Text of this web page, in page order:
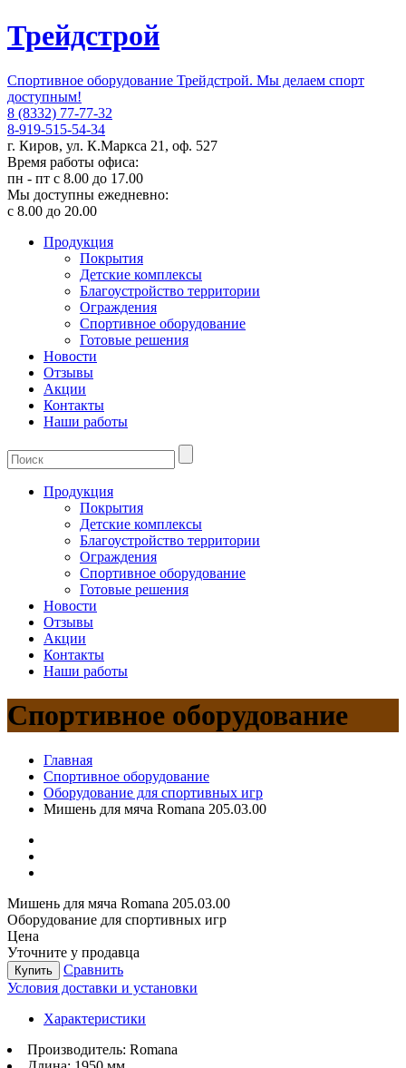
Трейдстрой
Спортивное оборудование Трейдстрой. Мы делаем спорт
доступным!
8 (8332) 77-77-32
8-919-515-54-34
г. Киров, ул. К.Маркса 21, оф. 527
Время работы офиса:
пн - пт с 8.00 до 17.00
Мы доступны ежедневно:
с 8.00 до 20.00
Продукция
Покрытия
Детские комплексы
Благоустройство территории
Ограждения
Спортивное оборудование
Готовые решения
Новости
Отзывы
Акции
Контакты
Наши работы
Продукция
Покрытия
Детские комплексы
Благоустройство территории
Ограждения
Спортивное оборудование
Готовые решения
Новости
Отзывы
Акции
Контакты
Наши работы
Спортивное оборудование
Главная
Спортивное оборудование
Оборудование для спортивных игр
Мишень для мяча Romana 205.03.00
Мишень для мяча Romana 205.03.00
Оборудование для спортивных игр
Цена
Уточните у продавца
Купить
Сравнить
Условия доставки и установки
Характеристики
Производитель: Romana